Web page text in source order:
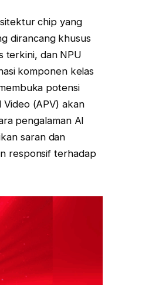
chip yang
dirancang khusus
terkini, dan NPU
komponen kelas
potensi
(APV) akan
pengalaman AI
saran dan
responsif terhadap